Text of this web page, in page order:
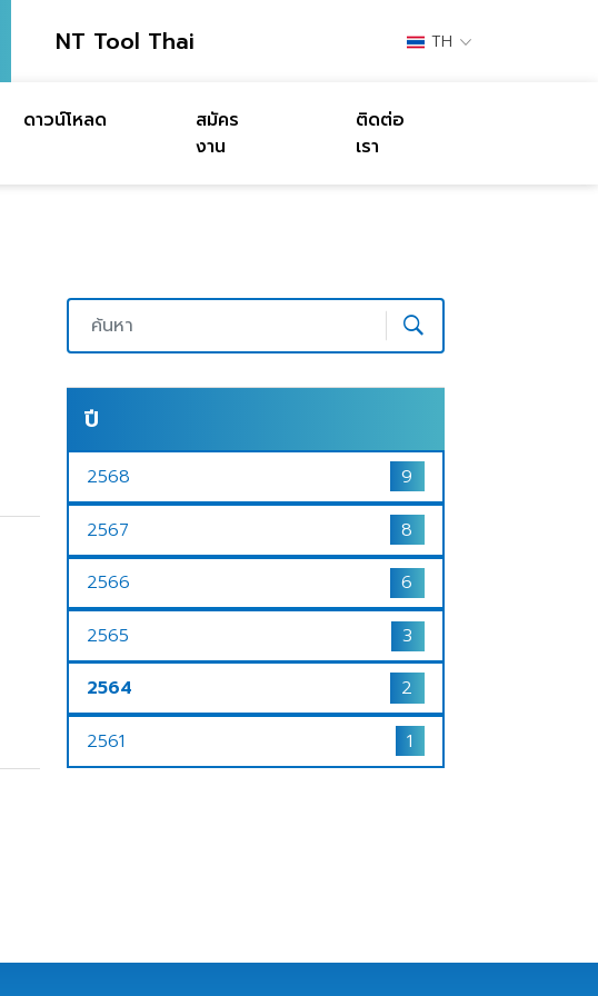
NT Tool Thai TH
ดาวน์โหลด
สมัคร
งาน
ติดต่อ
เรา
ปี
2568
9
2567
8
2566
6
2565
3
2564
2
2561
1